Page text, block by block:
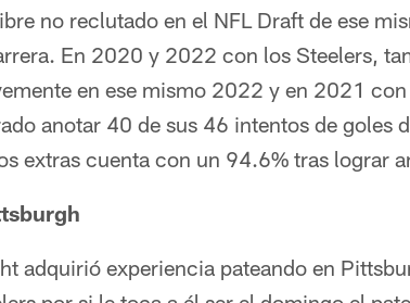
no reclutado en el NFL Draft de ese
En 2020 y 2022 con los Steelers,
en ese mismo 2022 y en 2021
anotar 40 de sus 46 intentos de goles
extras cuenta con un 94.6% tras lograr
adquirió experiencia pateando en